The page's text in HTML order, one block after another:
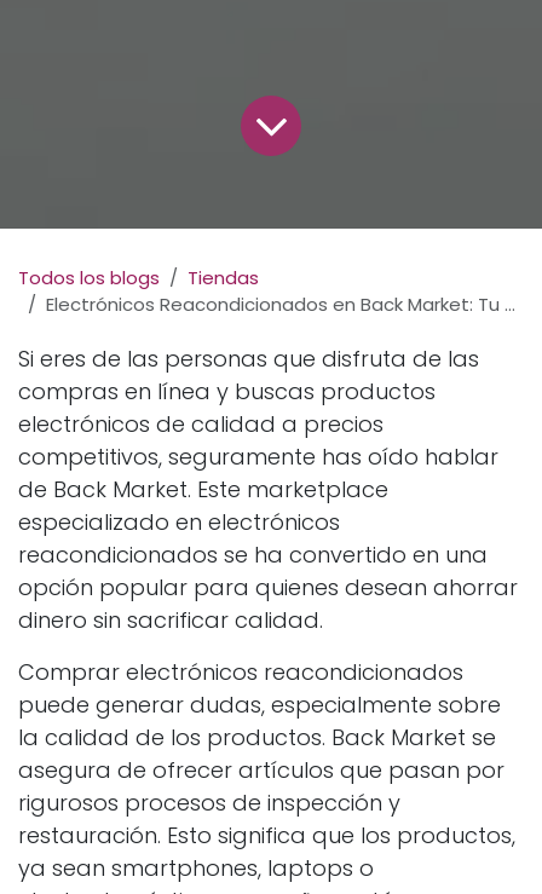
Todos los blogs
Tiendas
Electrónicos Reacondicionados en Back Market: Tu Guía para Comprar desde Ecuador
Si eres de las personas que disfruta de las
compras en línea y buscas productos
electrónicos de calidad a precios
competitivos, seguramente has oído hablar
de Back Market. Este marketplace
especializado en electrónicos
reacondicionados se ha convertido en una
opción popular para quienes desean ahorrar
dinero sin sacrificar calidad.
Comprar electrónicos reacondicionados
puede generar dudas, especialmente sobre
la calidad de los productos. Back Market se
asegura de ofrecer artículos que pasan por
rigurosos procesos de inspección y
restauración. Esto significa que los productos,
ya sean smartphones, laptops o